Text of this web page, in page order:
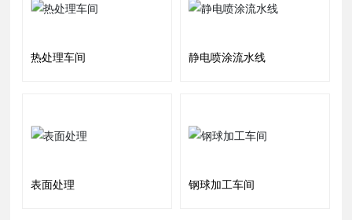
热处理车间 静电喷涂流水线
表面处理 钢球加工车间